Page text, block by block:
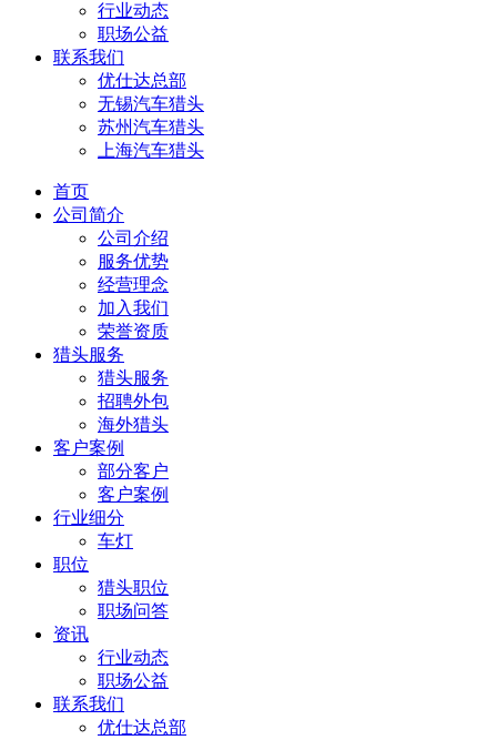
行业动态
职场公益
联系我们
优仕达总部
无锡汽车猎头
苏州汽车猎头
上海汽车猎头
首页
公司简介
公司介绍
服务优势
经营理念
加入我们
荣誉资质
猎头服务
猎头服务
招聘外包
海外猎头
客户案例
部分客户
客户案例
行业细分
车灯
职位
猎头职位
职场问答
资讯
行业动态
职场公益
联系我们
优仕达总部